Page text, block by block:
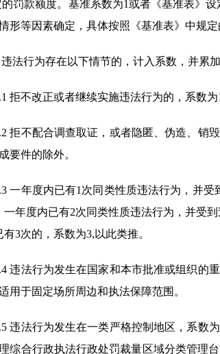
罚款额度。基准系数为1或者《基准表》
形等因素确定，具体按照《基准表》中规
行为存在以下情节的，计入系数，并累加
不改正或者继续实施违法行为的，系数为
不配合调查取证，或者隐匿、伪造、销毁
要件的除外。
年度内已有1次同类性质违法行为，并受
一年度内已有2次同类性质违法行为，并受
3次的，系数为3,以此类推。
法行为发生在国家和本市批准或组织的重
用于固定场所周边和执法保障范围。
法行为发生在一类严格控制地区，系数为
综合行政执法行政处罚裁量区域分类管理